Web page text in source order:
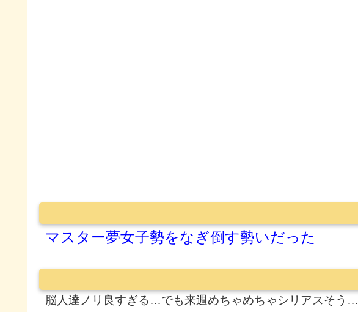
マスター夢女子勢をなぎ倒す勢いだった
脳人達ノリ良すぎる…でも来週めちゃめちゃシリアスそう…